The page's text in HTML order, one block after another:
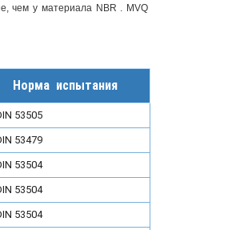
чем у материала NBR . MVQ
Норма испытания
53505
53479
53504
53504
53504